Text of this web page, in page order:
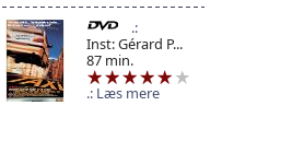
Inst: Gérard P...
87 min.
Læs mere